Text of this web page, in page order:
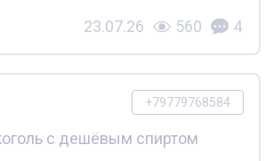
23.07.26 560 4
+79779768584
с дешёвым спиртом